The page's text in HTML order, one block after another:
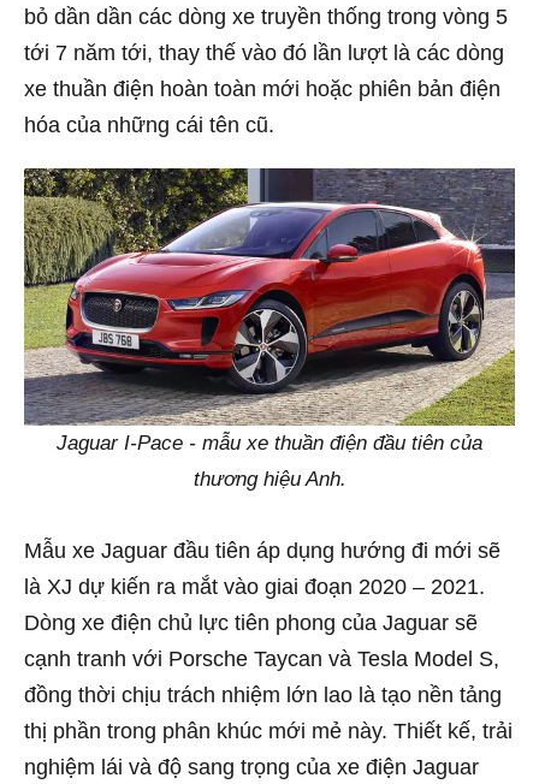
bỏ dần dần các dòng xe truyền thống trong vòng 5
tới 7 năm tới, thay thế vào đó lần lượt là các dòng
xe thuần điện hoàn toàn mới hoặc phiên bản điện
hóa của những cái tên cũ.
Jaguar I-Pace - mẫu xe thuần điện đầu tiên của
thương hiệu Anh.
Mẫu xe Jaguar đầu tiên áp dụng hướng đi mới sẽ
là XJ dự kiến ra mắt vào giai đoạn 2020 – 2021.
Dòng xe điện chủ lực tiên phong của Jaguar sẽ
cạnh tranh với Porsche Taycan và Tesla Model S,
đồng thời chịu trách nhiệm lớn lao là tạo nền tảng
thị phần trong phân khúc mới mẻ này. Thiết kế, trải
nghiệm lái và độ sang trọng của xe điện Jaguar